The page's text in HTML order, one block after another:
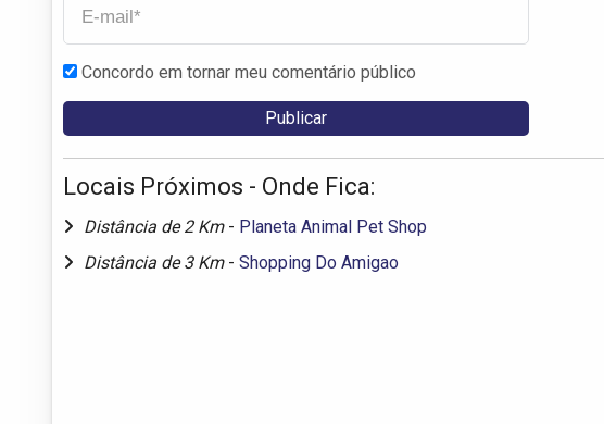
Concordo em tornar meu comentário público
Locais Próximos - Onde Fica:
Distância de 2 Km - Planeta Animal Pet Shop
Distância de 3 Km - Shopping Do Amigao